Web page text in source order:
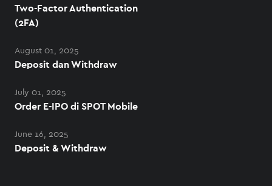
Two-Factor Authentication
(2FA)
August 01, 2025
Deposit dan Withdraw
July 01, 2025
Order E-IPO di SPOT Mobile
June 16, 2025
Deposit & Withdraw